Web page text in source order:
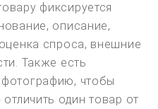
фиксируется
описание,
спроса, внешние
Также есть
чтобы
один товар от